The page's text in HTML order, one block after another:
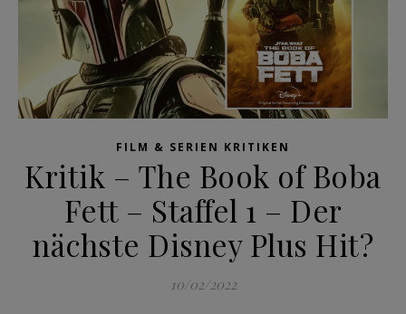
FILM & SERIEN KRITIKEN
Kritik – The Book of Boba
Fett – Staffel 1 – Der
nächste Disney Plus Hit?
10/02/2022